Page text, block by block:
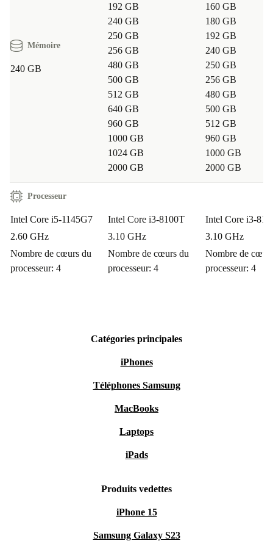
Mémoire
240 GB
192 GB
240 GB
250 GB
256 GB
480 GB
500 GB
512 GB
640 GB
960 GB
1000 GB
1024 GB
2000 GB
160 GB
180 GB
192 GB
240 GB
250 GB
256 GB
480 GB
500 GB
512 GB
960 GB
1000 GB
2000 GB
Processeur
Intel Core i5-1145G7
2.60 GHz
Nombre de cœurs du
processeur: 4
Intel Core i3-8100T
3.10 GHz
Nombre de cœurs du
processeur: 4
Intel Core i3-
3.10 GHz
Nombre de
processeur: 4
Catégories principales
iPhones
Téléphones Samsung
MacBooks
Laptops
iPads
Produits vedettes
iPhone 15
Samsung Galaxy S23